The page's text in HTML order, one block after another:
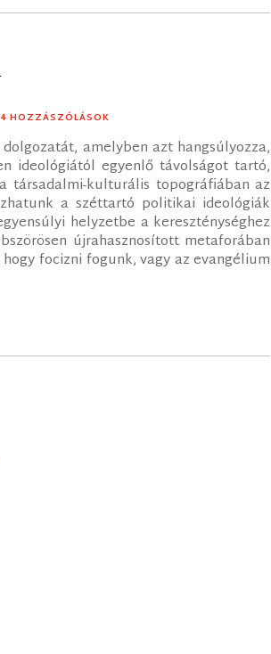
HOZZÁSZÓLÁSOK
amelyben azt hangsúlyozza,
ideológiától egyenlő távolságot tartó,
társadalmi-kulturális topográfiában az
a széttartó politikai ideológiák
helyzetbe a kereszténységhez
újrahasznosított metaforában
focizni fogunk, vagy az evangélium